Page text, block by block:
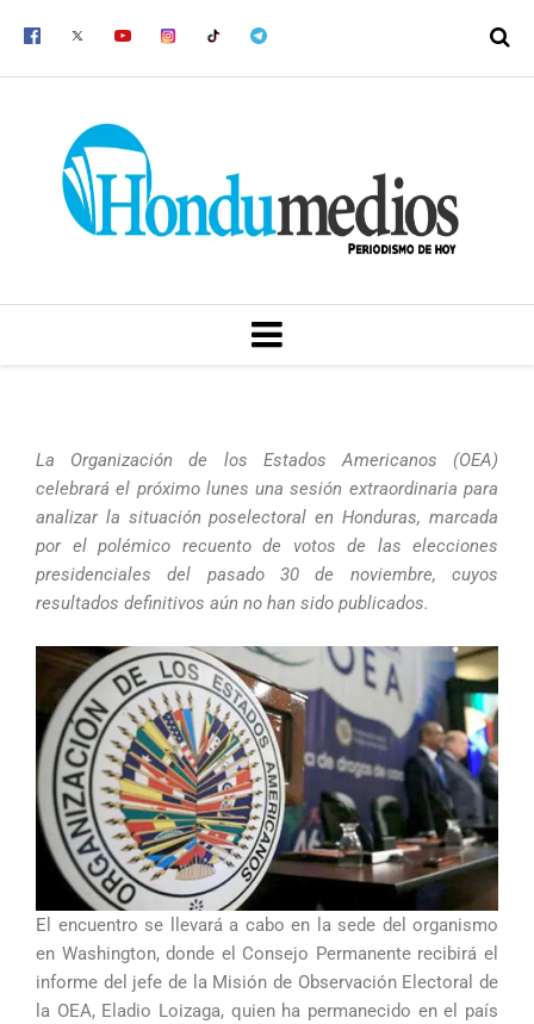
MENU
La Organización de los Estados Americanos (OEA)
celebrará el próximo lunes una sesión extraordinaria para
analizar la situación poselectoral en Honduras, marcada
por el polémico recuento de votos de las elecciones
presidenciales del pasado 30 de noviembre, cuyos
resultados definitivos aún no han sido publicados.
El encuentro se llevará a cabo en la sede del organismo
en Washington, donde el Consejo Permanente recibirá el
informe del jefe de la Misión de Observación Electoral de
la OEA, Eladio Loizaga, quien ha permanecido en el país